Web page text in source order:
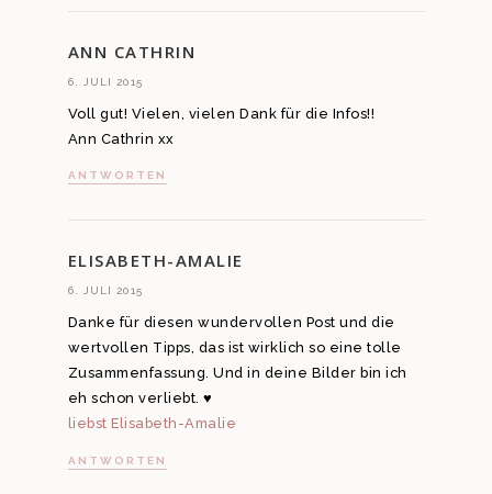
ANN CATHRIN
6. JULI 2015
Voll gut! Vielen, vielen Dank für die Infos!!
Ann Cathrin xx
ANTWORTEN
ELISABETH-AMALIE
6. JULI 2015
Danke für diesen wundervollen Post und die
wertvollen Tipps, das ist wirklich so eine tolle
Zusammenfassung. Und in deine Bilder bin ich
eh schon verliebt. ♥
liebst Elisabeth-Amalie
ANTWORTEN